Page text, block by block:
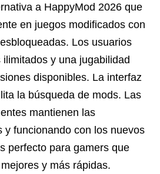
a HappyMod 2026 que
en juegos modificados con
Los usuarios
y una jugabilidad
disponibles. La interfaz
la búsqueda de mods. Las
mantienen las
y funcionando con los nuevos
perfecto para gamers que
y más rápidas.